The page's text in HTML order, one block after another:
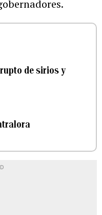
de sirios y